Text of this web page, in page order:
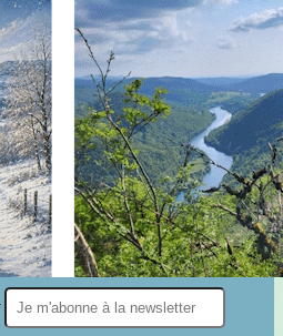
colonnes affichées
à la newsletter